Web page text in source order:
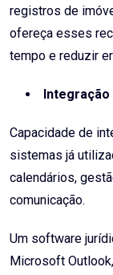
registros de
ofereça esses
tempo e reduzir
Integração
Capacidade de
sistemas já
calendários,
comunicação.
Um software
Microsoft